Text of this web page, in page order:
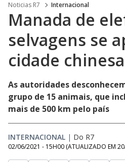
Noticias R7 Internacional
Manada de
selvagens se
cidade chinesa
As autoridades
grupo de 15 animais, que
mais de 500 km pelo país
INTERNACIONAL | Do R7
02/06/2021 - 15H00 (ATUALIZADO EM